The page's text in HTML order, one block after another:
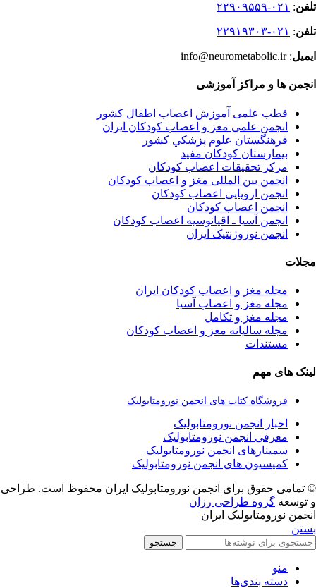
تلفن: ۰۲۱-۲۲۹۰۹۵۵۹
تلفن: ۰۲۱-۲۲۹۱۹۳۰۳
ایمیل: info@neurometabolic.ir
انجمن ها و مراکز آموزشی
قطب علمی آموزش اعصاب اطفال کشور
انجمن علمی مغز و اعصاب کودکان ایران
فرهنگستان علوم پزشكي كشور
بیمارستان کودکان مفید
مرکز تحقیقات اعصاب کودکان
انجمن بین المللی مغز و اعصاب کودکان
انجمن اروپایی اعصاب کودکان
انجمن اعصاب کودکان
انجمن آسیا ـ اقیانوسیه اعصاب کودکان
انجمن نوروژنتیک ایران
مجلات
مجله مغز و اعصاب کودکان ایران
مجله مغز و اعصاب آسیا
مجله مغز و تکامل
مجله سالیانه مغز و اعصاب کودکان
مستندات
لینک های مهم
فروشگاه کتاب های انجمن نورومتابولیک
اخبار انجمن نورومتابولیک
معرفی انجمن نورومتابولیک
سمینارهای انجمن نورومتابولیک
کمیسیون های انجمن نورومتابولیک
© تمامی حقوق برای انجمن نورومتابولیک ایران محفوظ است. طراحی
و توسعه گروه طراحی رزان
انجمن نورومتابولیک ایران
بستن
جستجو
منو
دسته بندی‌ها